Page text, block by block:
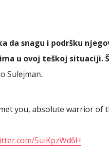
da snagu i podršku
u ovoj teškoj situaciji.
Sulejman.
you, absolute warrior of
5uiKpzWd6H